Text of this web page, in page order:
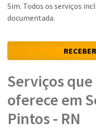
Sim. Todos os serviços
documentada.
Serviços
oferece em
Pintos - RN